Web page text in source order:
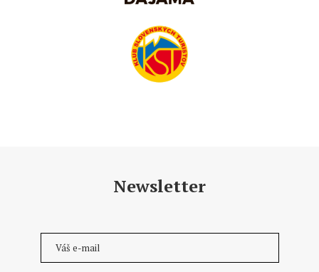
Newsletter